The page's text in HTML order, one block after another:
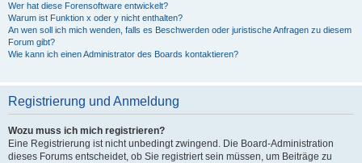
Wer hat diese Forensoftware entwickelt?
Warum ist Funktion x oder y nicht enthalten?
An wen soll ich mich wenden, falls es Beschwerden oder juristische Anfragen zu diesem
Forum gibt?
Wie kann ich einen Administrator des Boards kontaktieren?
Registrierung und Anmeldung
Wozu muss ich mich registrieren?
Eine Registrierung ist nicht unbedingt zwingend. Die Board-Administration
dieses Forums entscheidet, ob Sie registriert sein müssen, um Beiträge zu